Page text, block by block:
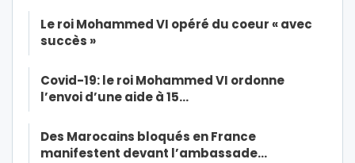
Le roi Mohammed VI opéré du coeur « avec
succès »
Covid-19: le roi Mohammed VI ordonne
l’envoi d’une aide à 15…
Des Marocains bloqués en France
manifestent devant l’ambassade…